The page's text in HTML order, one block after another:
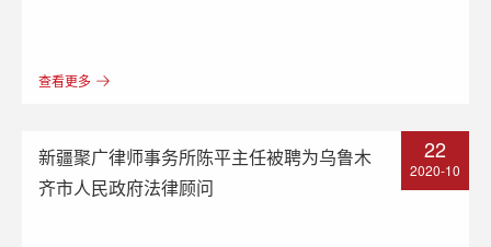
查看更多
新疆聚广律师事务所陈平主任被聘为乌鲁木
齐市人民政府法律顾问
22
2020-10